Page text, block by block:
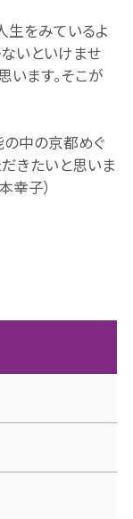
生をみているよ
いといけませ
います。そこが
中の京都めぐ
きたいと思いま
幸子）